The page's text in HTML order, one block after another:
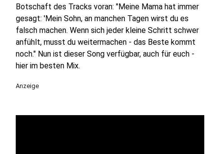
Botschaft des Tracks voran: "Meine Mama hat immer
gesagt: 'Mein Sohn, an manchen Tagen wirst du es
falsch machen. Wenn sich jeder kleine Schritt schwer
anfühlt, musst du weitermachen - das Beste kommt
noch." Nun ist dieser Song verfügbar, auch für euch -
hier im besten Mix.
Anzeige